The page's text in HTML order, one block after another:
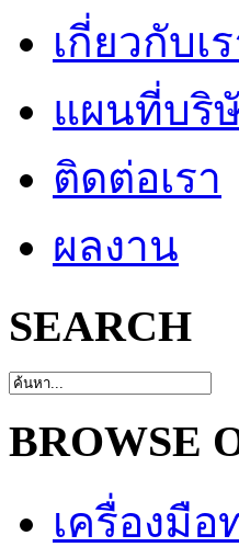
เกี่ยวกับเ
แผนที่บริ
ติดต่อเรา
ผลงาน
SEARCH
BROWSE
เครื่องมื